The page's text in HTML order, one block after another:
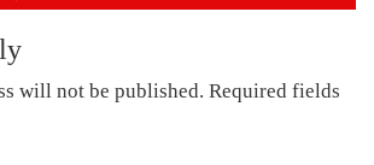
will not be published. Required fields